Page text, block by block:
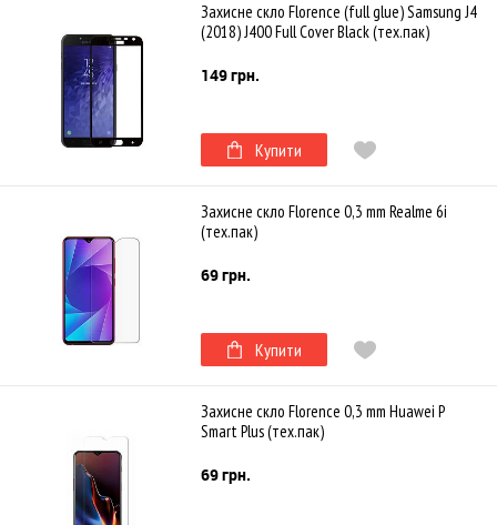
Захисне скло Florence (full glue) Samsung J4
(2018) J400 Full Cover Black (тех.пак)
149 грн.
Купити
Захисне скло Florence 0,3 mm Realme 6i
(тех.пак)
69 грн.
Купити
Захисне скло Florence 0,3 mm Huawei P
Smart Plus (тех.пак)
69 грн.